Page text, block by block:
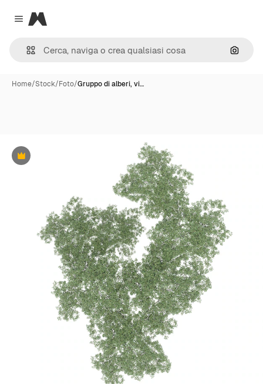
Close menu
Magnific
Cerca
Home/Stock/Foto/Gruppo di alberi, vi…
Premium